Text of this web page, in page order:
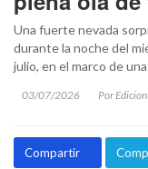
Una fuerte nevada
durante la noche del
julio, en el marco de
03/07/2026 Por
Compartir